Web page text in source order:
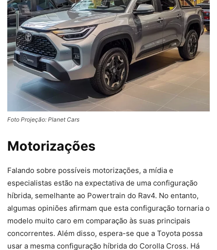
Foto Projeção: Planet Cars
Motorizações
Falando sobre possíveis motorizações, a mídia e
especialistas estão na expectativa de uma configuração
híbrida, semelhante ao Powertrain do Rav4. No entanto,
algumas opiniões afirmam que esta configuração tornaria o
modelo muito caro em comparação às suas principais
concorrentes. Além disso, espera-se que a Toyota possa
usar a mesma configuração híbrida do Corolla Cross. Há